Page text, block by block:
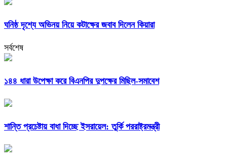
ঘনিষ্ঠ দৃশ্যে অভিনয় নিয়ে কটাক্ষের জবাব দিলেন কিয়ারা
সর্বশেষ
১৪৪ ধারা উপেক্ষা করে বিএনপির দুপক্ষের মিছিল-সমাবেশ
শান্তি প্রচেষ্টায় বাধা দিচ্ছে ইসরায়েল: তুর্কি পররাষ্ট্রমন্ত্রী